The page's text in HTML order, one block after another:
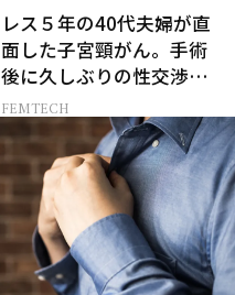
レス５年の40代夫婦が直
面した子宮頸がん。手術
後に久しぶりの性交渉を
試しみたら…
FEMTECH